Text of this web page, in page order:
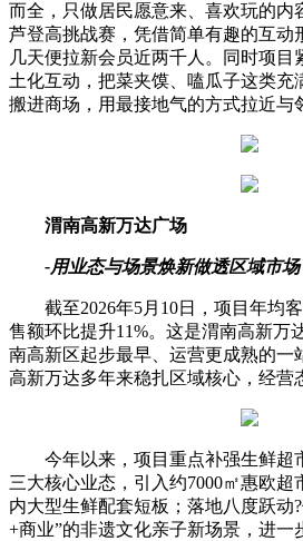
而全，只做居民愿意来、喜欢玩的内
芦登高挑战赛，凭借简单有趣的互动
几天便拉新会员近两千人。同时项目
土化互动，把菜夹馍、嗑瓜子这类充
搬进商场，用最接地气的方式拉近与
渭南高新万达广场
-用业态与场景焕新做透区域市场
截至2026年5月10日，项目年均
售额环比提升11%。这是渭南高新万
南高新区起步最早、运营更成熟的一
高新万达多年来稳扎区域核心，经营
今年以来，项目重点补强生鲜超
三大核心业态，引入约7000㎡惠欧超
内大型生鲜配套短板；落地八度跃动
+商业”的非遗文化亲子新场景，进一